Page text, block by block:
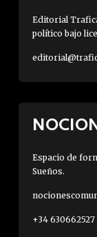
Editorial
político bajo
Espacio de
Sueños.
+34 630662527